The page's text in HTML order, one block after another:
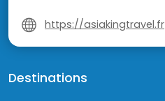
https://asiakingtravel.fr
Destinations